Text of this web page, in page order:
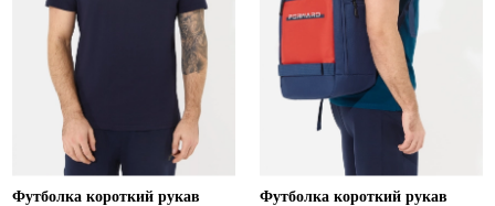
Футболка короткий рукав
Футболка короткий рукав